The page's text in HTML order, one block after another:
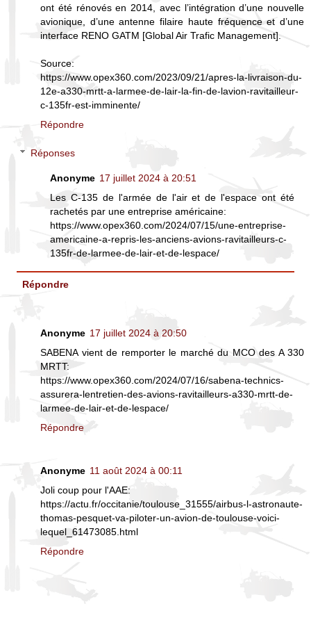
ont été rénovés en 2014, avec l’intégration d’une nouvelle
avionique, d’une antenne filaire haute fréquence et d’une
interface RENO GATM [Global Air Trafic Management].
Source:
https://www.opex360.com/2023/09/21/apres-la-livraison-du-
12e-a330-mrtt-a-larmee-de-lair-la-fin-de-lavion-ravitailleur-
c-135fr-est-imminente/
Répondre
Réponses
Anonyme 17 juillet 2024 à 20:51
Les C-135 de l'armée de l'air et de l'espace ont été
rachetés par une entreprise américaine:
https://www.opex360.com/2024/07/15/une-entreprise-
americaine-a-repris-les-anciens-avions-ravitailleurs-c-
135fr-de-larmee-de-lair-et-de-lespace/
Répondre
Anonyme 17 juillet 2024 à 20:50
SABENA vient de remporter le marché du MCO des A 330
MRTT:
https://www.opex360.com/2024/07/16/sabena-technics-
assurera-lentretien-des-avions-ravitailleurs-a330-mrtt-de-
larmee-de-lair-et-de-lespace/
Répondre
Anonyme 11 août 2024 à 00:11
Joli coup pour l'AAE:
https://actu.fr/occitanie/toulouse_31555/airbus-l-astronaute-
thomas-pesquet-va-piloter-un-avion-de-toulouse-voici-
lequel_61473085.html
Répondre